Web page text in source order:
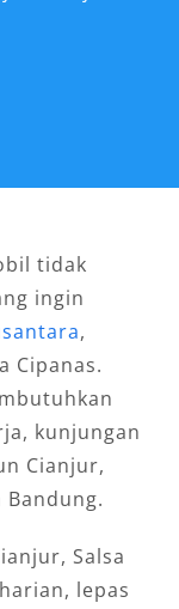
tidak
ingin
,
Cipanas.
kunjungan
Cianjur,
Salsa
lepas